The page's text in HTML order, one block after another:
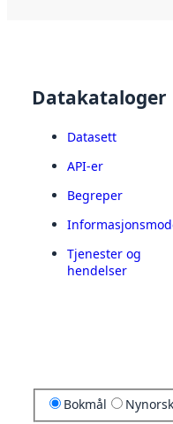
Datakataloger
Datasett
API-er
Begreper
Tjenester og
hendelser
Bokmål Nynorsk